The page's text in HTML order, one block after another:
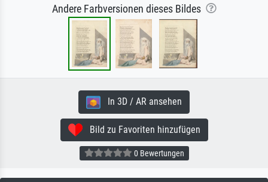
Andere Farbversionen dieses Bildes
In 3D / AR ansehen
Bild zu Favoriten hinzufügen
0 Bewertungen